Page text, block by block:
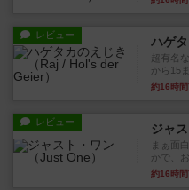
レビュー ハゲ
超有名
から15
約16時
レビュー ジャ
まぁ面
かで、
約16時